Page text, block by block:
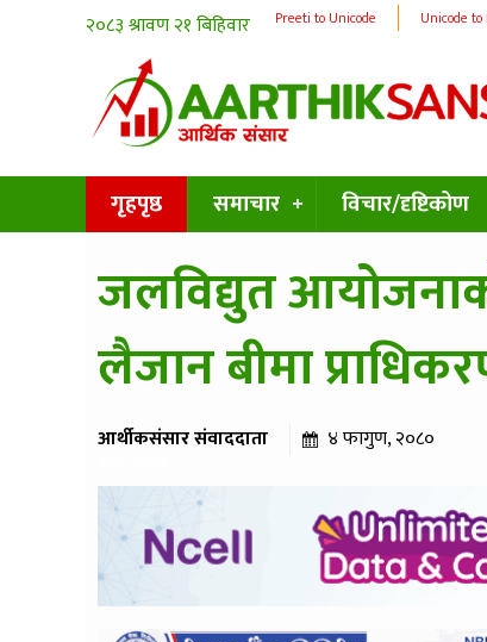
Preeti to Unicode Unicode
गृहपृष्ठ समाचार विचार/दृष्टिकोण
जलविद्युत
लैजान बीमा
आर्थीकसंसार संवाददाता ४ फागुण, २०८०